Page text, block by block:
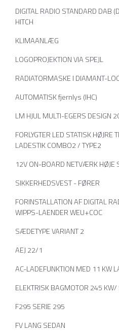
DIGITAL RADIO STANDARD DAB
HITCH
KLIMAANLÆG
LOGOPROJEKTION VIA SPEJL
RADIATORMASKE I DIAMANT-
AUTOMATISK fjernlys (IHC)
LM HJUL MULTI-EGERS DESIGN
FORLYGTER LED STATISK HØJRE
LADESTIK COMBO2 / TYPE2
12V ON-BOARD NETVÆRK HØJE
SIKKERHEDSVEST - FØRER
FORINSTALLATION AF DIGITAL
WIPPS-LAENDER WEU+COC
SÆDETYPE VARIANT 2
AEJ 22/1
AC-LADEFUNKTION MED 11 KW
ELEKTRISK BAGMOTOR 245
F295 SERIE 295
FV LANG SEDAN